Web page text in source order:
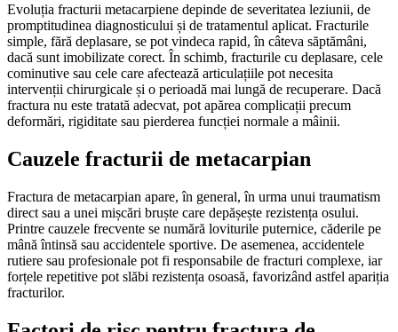
Evoluția fracturii metacarpiene depinde de severitatea leziunii, de
promptitudinea diagnosticului și de tratamentul aplicat. Fracturile
simple, fără deplasare, se pot vindeca rapid, în câteva săptămâni,
dacă sunt imobilizate corect. În schimb, fracturile cu deplasare, cele
cominutive sau cele care afectează articulațiile pot necesita
intervenții chirurgicale și o perioadă mai lungă de recuperare. Dacă
fractura nu este tratată adecvat, pot apărea complicații precum
deformări, rigiditate sau pierderea funcției normale a mâinii.
Cauzele fracturii de metacarpian
Fractura de metacarpian apare, în general, în urma unui traumatism
direct sau a unei mișcări bruște care depășește rezistența osului.
Printre cauzele frecvente se numără loviturile puternice, căderile pe
mână întinsă sau accidentele sportive. De asemenea, accidentele
rutiere sau profesionale pot fi responsabile de fracturi complexe, iar
forțele repetitive pot slăbi rezistența osoasă, favorizând astfel apariția
fracturilor.